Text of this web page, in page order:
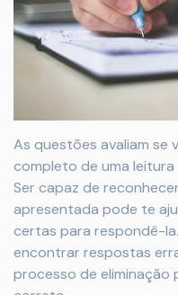
As questões avaliam se
completo de uma leitura
Ser capaz de
apresentada pode te
certas para respondê-
encontrar respostas
processo de eliminação